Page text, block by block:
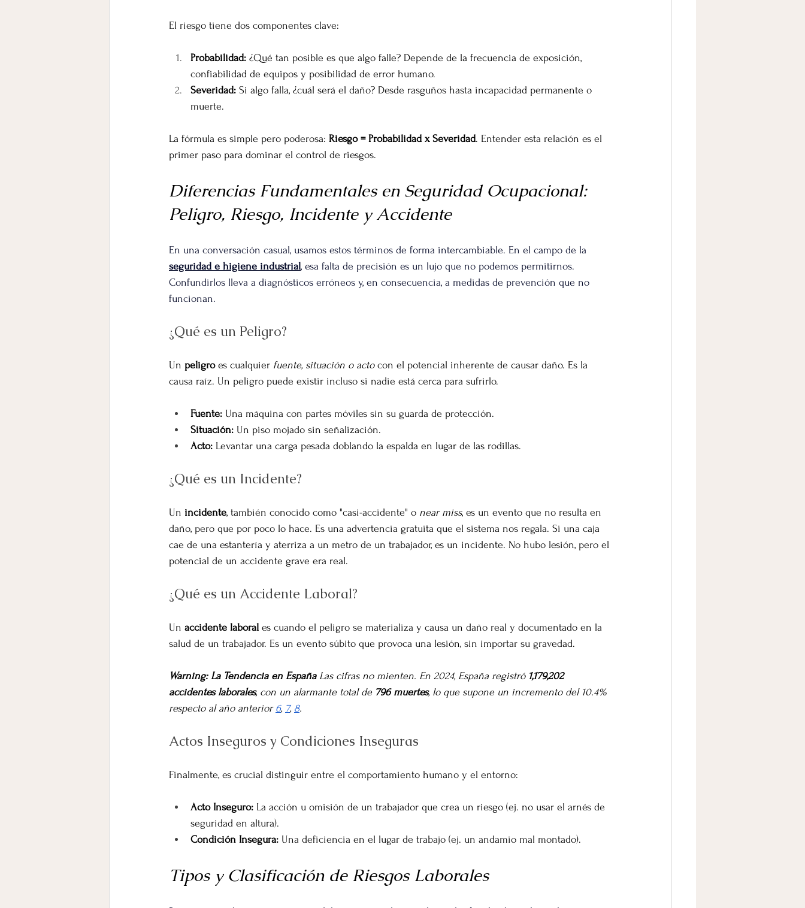
El riesgo tiene dos componentes clave:
Probabilidad: ¿Qué tan posible es que algo falle? Depende de la frecuencia de exposición,
confiabilidad de equipos y posibilidad de error humano.
Severidad: Si algo falla, ¿cuál será el daño? Desde rasguños hasta incapacidad permanente o
muerte.
La fórmula es simple pero poderosa: Riesgo = Probabilidad x Severidad. Entender esta relación es el
primer paso para dominar el control de riesgos.
Diferencias Fundamentales en Seguridad Ocupacional:
Peligro, Riesgo, Incidente y Accidente
En una conversación casual, usamos estos términos de forma intercambiable. En el campo de la
seguridad e higiene industrial, esa falta de precisión es un lujo que no podemos permitirnos.
Confundirlos lleva a diagnósticos erróneos y, en consecuencia, a medidas de prevención que no
funcionan.
¿Qué es un Peligro?
Un peligro es cualquier fuente, situación o acto con el potencial inherente de causar daño. Es la
causa raíz. Un peligro puede existir incluso si nadie está cerca para sufrirlo.
Fuente: Una máquina con partes móviles sin su guarda de protección.
Situación: Un piso mojado sin señalización.
Acto: Levantar una carga pesada doblando la espalda en lugar de las rodillas.
¿Qué es un Incidente?
Un incidente, también conocido como "casi-accidente" o near miss, es un evento que no resulta en
daño, pero que por poco lo hace. Es una advertencia gratuita que el sistema nos regala. Si una caja
cae de una estantería y aterriza a un metro de un trabajador, es un incidente. No hubo lesión, pero el
potencial de un accidente grave era real.
¿Qué es un Accidente Laboral?
Un accidente laboral es cuando el peligro se materializa y causa un daño real y documentado en la
salud de un trabajador. Es un evento súbito que provoca una lesión, sin importar su gravedad.
Warning: La Tendencia en España Las cifras no mienten. En 2024, España registró 1,179,202
accidentes laborales, con un alarmante total de 796 muertes, lo que supone un incremento del 10.4%
respecto al año anterior 6, 7, 8.
Actos Inseguros y Condiciones Inseguras
Finalmente, es crucial distinguir entre el comportamiento humano y el entorno:
Acto Inseguro: La acción u omisión de un trabajador que crea un riesgo (ej. no usar el arnés de
seguridad en altura).
Condición Insegura: Una deficiencia en el lugar de trabajo (ej. un andamio mal montado).
Tipos y Clasificación de Riesgos Laborales